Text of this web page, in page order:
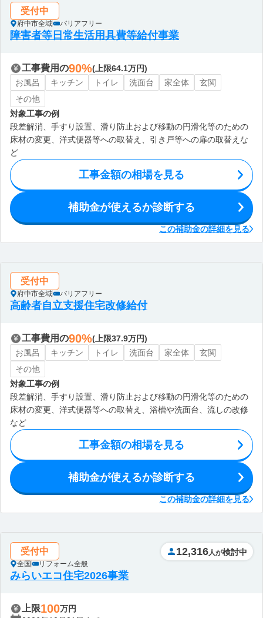
受付中
府中市全域 バリアフリー
障害者等日常生活用具費等給付事業
工事費用の90%(上限64.1万円)
お風呂
キッチン トイレ 洗面台 家全体
玄関
その他
対象工事の例
段差解消、手すり設置、滑り防止および移動の円滑化等のための
床材の変更、洋式便器等への取替え、引き戸等への扉の取替えな
ど
工事金額の相場を見る
補助金が使えるか診断する
この補助金の詳細を見る
受付中
府中市全域 バリアフリー
高齢者自立支援住宅改修給付
工事費用の90%(上限37.9万円)
お風呂
キッチン トイレ 洗面台 家全体
玄関
その他
対象工事の例
段差解消、手すり設置、滑り防止および移動の円滑化等のための
床材の変更、洋式便器等への取替え、浴槽や洗面台、流しの改修
など
工事金額の相場を見る
補助金が使えるか診断する
この補助金の詳細を見る
受付中
全国 リフォーム全般
12,316 人が検討中
みらいエコ住宅2026事業
上限100万円